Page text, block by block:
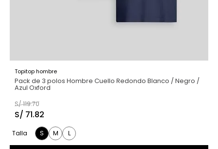
Topitop hombre
Pack de 3 polos Hombre Cuello Redondo Blanco / Negro /
Azul Oxford
S/119.70
S/ 71.82
Talla S M L